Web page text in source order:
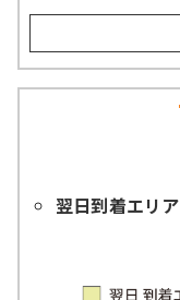
翌日到着エリア